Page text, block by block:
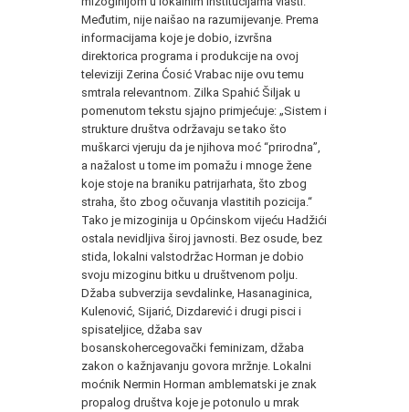
Međutim, nije naišao na razumijevanje. Prema
informacijama koje je dobio, izvršna
direktorica programa i produkcije na ovoj
televiziji Zerina Ćosić Vrabac nije ovu temu
smtrala relevantnom. Zilka Spahić Šiljak u
pomenutom tekstu sjajno primjećuje: „Sistem i
strukture društva održavaju se tako što
muškarci vjeruju da je njihova moć “prirodna”,
a nažalost u tome im pomažu i mnoge žene
koje stoje na braniku patrijarhata, što zbog
straha, što zbog očuvanja vlastitih pozicija.“
Tako je mizoginija u Općinskom vijeću Hadžići
ostala nevidljiva široj javnosti. Bez osude, bez
stida, lokalni valstodržac Horman je dobio
svoju mizoginu bitku u društvenom polju.
Džaba subverzija sevdalinke, Hasanaginica,
Kulenović, Sijarić, Dizdarević i drugi pisci i
spisateljice, džaba sav
bosanskohercegovački feminizam, džaba
zakon o kažnjavanju govora mržnje. Lokalni
moćnik Nermin Horman amblematski je znak
propalog društva koje je potonulo u mrak